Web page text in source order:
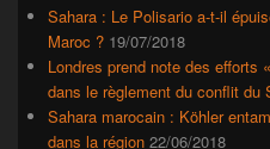
Sahara : Le Polisario a-t-il
Maroc ? 19/07/2018
Londres prend note des efforts
dans le règlement du conflit du
Sahara marocain : Köhler
dans la région 22/06/2018